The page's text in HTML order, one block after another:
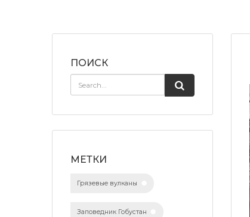
ПОИСК
МЕТКИ
Грязевые вулканы
Заповедник Гобустан